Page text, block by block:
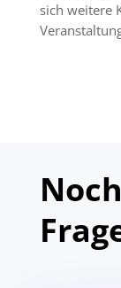
sich weitere